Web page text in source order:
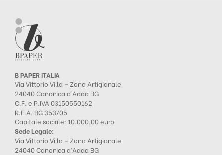
B PAPER ITALIA
Via Vittorio Villa – Zona Artigianale
24040 Canonica d’Adda BG
C.F. e P.IVA 03150550162
R.E.A. BG 353705
Capitale sociale: 10.000,00 euro
Sede Legale:
Via Vittorio Villa – Zona Artigianale
24040 Canonica d’Adda BG